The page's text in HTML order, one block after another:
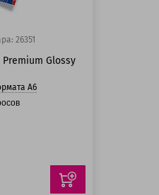
26351
Glossy
А6